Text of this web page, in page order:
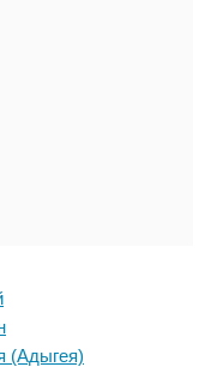
(Адыгея)